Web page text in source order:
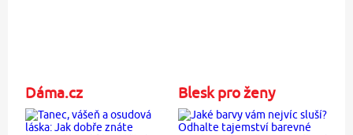
Dáma.cz Blesk pro ženy